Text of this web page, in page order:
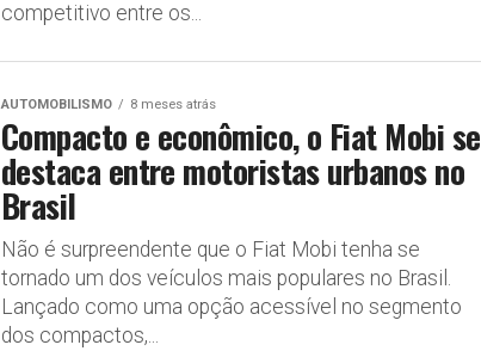
competitivo entre os...
AUTOMOBILISMO 8 meses atrás
Compacto e econômico, o Fiat Mobi se
destaca entre motoristas urbanos no
Brasil
Não é surpreendente que o Fiat Mobi tenha se
tornado um dos veículos mais populares no Brasil.
Lançado como uma opção acessível no segmento
dos compactos,...